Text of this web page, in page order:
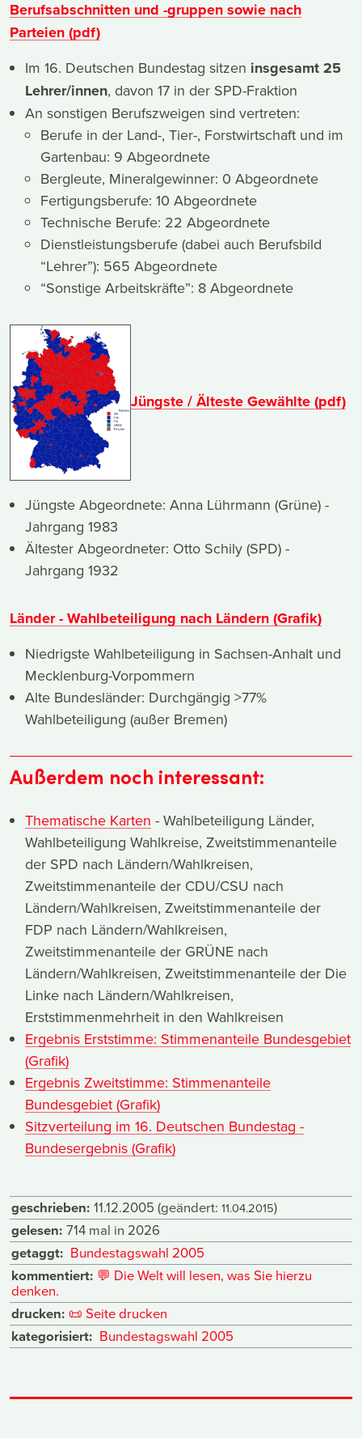
Berufsabschnitten und -gruppen sowie nach
Parteien (pdf)
Im 16. Deutschen Bundestag sitzen insgesamt 25
Lehrer/innen, davon 17 in der SPD-Fraktion
An sonstigen Berufszweigen sind vertreten:
Berufe in der Land-, Tier-, Forstwirtschaft und im
Gartenbau: 9 Abgeordnete
Bergleute, Mineralgewinner: 0 Abgeordnete
Fertigungsberufe: 10 Abgeordnete
Technische Berufe: 22 Abgeordnete
Dienstleistungsberufe (dabei auch Berufsbild
“Lehrer”): 565 Abgeordnete
“Sonstige Arbeitskräfte”: 8 Abgeordnete
Jüngste / Älteste Gewählte (pdf)
Jüngste Abgeordnete: Anna Lührmann (Grüne) -
Jahrgang 1983
Ältester Abgeordneter: Otto Schily (SPD) -
Jahrgang 1932
Länder - Wahlbeteiligung nach Ländern (Grafik)
Niedrigste Wahlbeteiligung in Sachsen-Anhalt und
Mecklenburg-Vorpommern
Alte Bundesländer: Durchgängig >77%
Wahlbeteiligung (außer Bremen)
Außerdem noch interessant:
Thematische Karten - Wahlbeteiligung Länder,
Wahlbeteiligung Wahlkreise, Zweitstimmenanteile
der SPD nach Ländern/Wahlkreisen,
Zweitstimmenanteile der CDU/CSU nach
Ländern/Wahlkreisen, Zweitstimmenanteile der
FDP nach Ländern/Wahlkreisen,
Zweitstimmenanteile der GRÜNE nach
Ländern/Wahlkreisen, Zweitstimmenanteile der Die
Linke nach Ländern/Wahlkreisen,
Erststimmenmehrheit in den Wahlkreisen
Ergebnis Erststimme: Stimmenanteile Bundesgebiet
(Grafik)
Ergebnis Zweitstimme: Stimmenanteile
Bundesgebiet (Grafik)
Sitzverteilung im 16. Deutschen Bundestag -
Bundesergebnis (Grafik)
geschrieben: 11.12.2005 (geändert: 11.04.2015)
gelesen: 714 mal in 2026
getaggt: Bundestagswahl 2005
kommentiert: 💬 Die Welt will lesen, was Sie hierzu
denken.
drucken: 📜 Seite drucken
kategorisiert: Bundestagswahl 2005